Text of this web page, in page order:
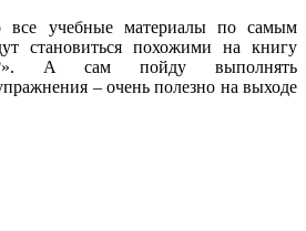
все учебные материалы по самым
становиться похожими на книгу
А сам пойду выполнять
– очень полезно на выходе